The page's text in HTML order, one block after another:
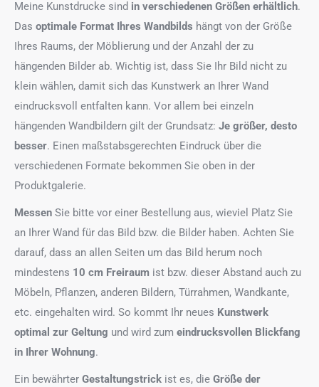
Meine Kunstdrucke sind in verschiedenen Größen erhältlich.
Das optimale Format Ihres Wandbilds hängt von der Größe
Ihres Raums, der Möblierung und der Anzahl der zu
hängenden Bilder ab. Wichtig ist, dass Sie Ihr Bild nicht zu
klein wählen, damit sich das Kunstwerk an Ihrer Wand
eindrucksvoll entfalten kann. Vor allem bei einzeln
hängenden Wandbildern gilt der Grundsatz: Je größer, desto
besser. Einen maßstabsgerechten Eindruck über die
verschiedenen Formate bekommen Sie oben in der
Produktgalerie.
Messen Sie bitte vor einer Bestellung aus, wieviel Platz Sie
an Ihrer Wand für das Bild bzw. die Bilder haben. Achten Sie
darauf, dass an allen Seiten um das Bild herum noch
mindestens 10 cm Freiraum ist bzw. dieser Abstand auch zu
Möbeln, Pflanzen, anderen Bildern, Türrahmen, Wandkante,
etc. eingehalten wird. So kommt Ihr neues Kunstwerk
optimal zur Geltung und wird zum eindrucksvollen Blickfang
in Ihrer Wohnung.
Ein bewährter Gestaltungstrick ist es, die Größe der